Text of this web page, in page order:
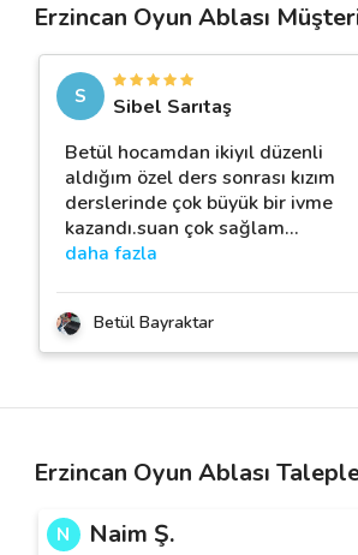
Erzincan Oyun Ablası
S
Sibel Sarıtaş
Betül hocamdan ikiyıl düzenli
aldığım özel ders sonrası kızım
derslerinde çok büyük bir ivme
kazandı.suan çok sağlam…
daha fazla
Betül Bayraktar
Erzincan Oyun Ablası
N Naim Ş.